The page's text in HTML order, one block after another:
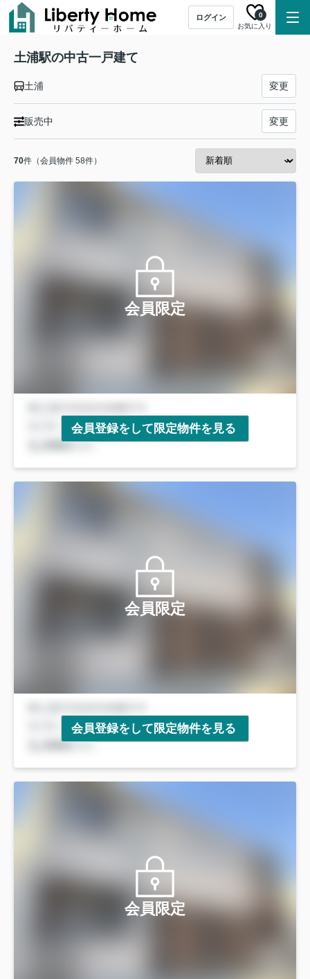
ログイン
お気に入り
0
土浦駅の中古一戸建て
土浦 変更
販売中 変更
70件（会員物件 58件）
会員限定
会員登録をして限定物件を見る
会員限定
会員登録をして限定物件を見る
会員限定